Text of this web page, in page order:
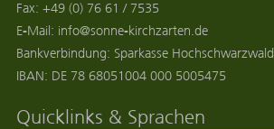
Fax:+49 (0) 76 61 / 7535
E-Mail: info@sonne-kirchzarten.de
Bankverbindung: Sparkasse Hochschwarzwald
IBAN: DE 78 68051004 000 5005475
Quicklinks & Sprachen